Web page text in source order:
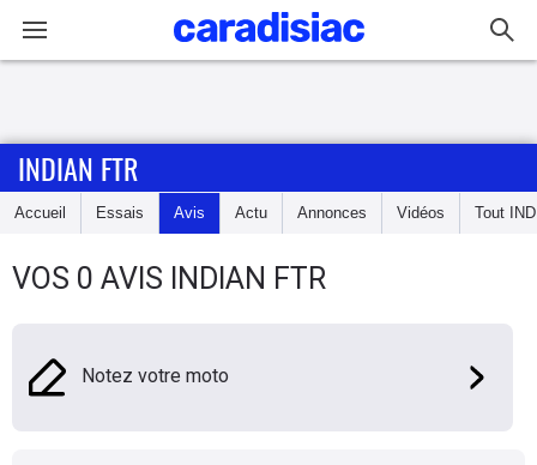
Accueil
Essais
Equipement
INDIAN FTR
Accueil Essais Avis Actu Annonces Vidéos Tout
VOS 0 AVIS INDIAN FTR
Notez votre moto